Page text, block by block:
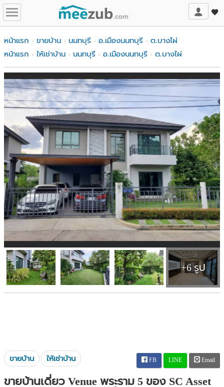
หน้าแรก ขายบ้าน นนทบุรี อ.เมืองนนทบุรี
ต.บางไผ่
หน้าแรก
ให้เช่าบ้าน นนทบุรี อ.เมืองนนทบุรี ต.บางไผ่
+6 รูป
ขายบ้าน ให้เช่าบ้าน FB LINE Email
ขายบ้านเดี่ยว Venue พระราม 5 ของ SC Asset